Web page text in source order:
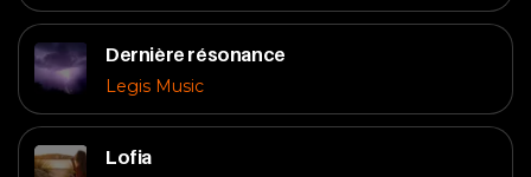
Dernière résonance
Legis Music
Lofia